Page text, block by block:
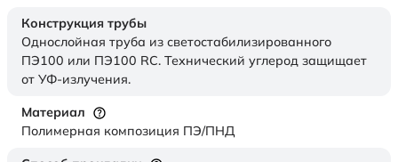
Конструкция трубы
Однослойная труба из светостабилизированного
ПЭ100 или ПЭ100 RC. Технический углерод защищает
от УФ-излучения.
Материал
Полимерная композиция ПЭ/ПНД